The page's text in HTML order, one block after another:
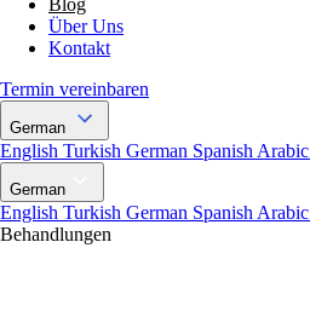
Blog
Über Uns
Kontakt
Termin vereinbaren
German
English Turkish German Spanish Arabic
German
English Turkish German Spanish Arabic
Behandlungen